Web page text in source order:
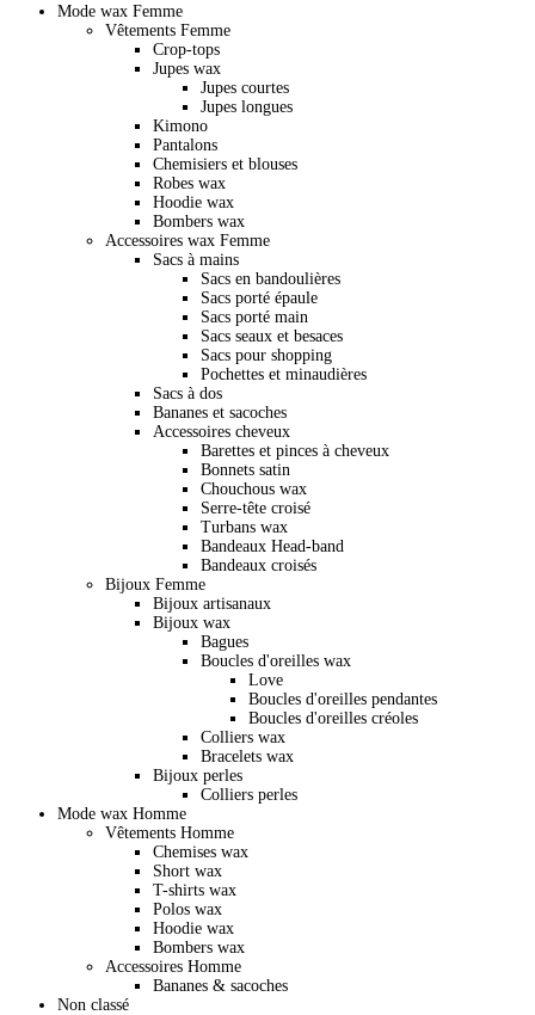
Mode wax Femme
Vêtements Femme
Crop-tops
Jupes wax
Jupes courtes
Jupes longues
Kimono
Pantalons
Chemisiers et blouses
Robes wax
Hoodie wax
Bombers wax
Accessoires wax Femme
Sacs à mains
Sacs en bandoulières
Sacs porté épaule
Sacs porté main
Sacs seaux et besaces
Sacs pour shopping
Pochettes et minaudières
Sacs à dos
Bananes et sacoches
Accessoires cheveux
Barettes et pinces à cheveux
Bonnets satin
Chouchous wax
Serre-tête croisé
Turbans wax
Bandeaux Head-band
Bandeaux croisés
Bijoux Femme
Bijoux artisanaux
Bijoux wax
Bagues
Boucles d'oreilles wax
Love
Boucles d'oreilles pendantes
Boucles d'oreilles créoles
Colliers wax
Bracelets wax
Bijoux perles
Colliers perles
Mode wax Homme
Vêtements Homme
Chemises wax
Short wax
T-shirts wax
Polos wax
Hoodie wax
Bombers wax
Accessoires Homme
Bananes & sacoches
Non classé